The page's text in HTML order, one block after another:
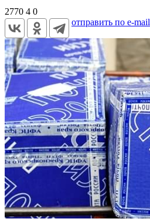
2770 4 0
отправить по e-mail